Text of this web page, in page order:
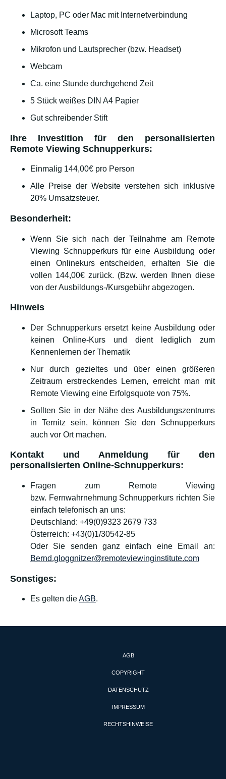
Laptop, PC oder Mac mit Internetverbindung
Microsoft Teams
Mikrofon und Lautsprecher (bzw. Headset)
Webcam
Ca. eine Stunde durchgehend Zeit
5 Stück weißes DIN A4 Papier
Gut schreibender Stift
Ihre Investition für den personalisierten
Remote Viewing Schnupperkurs:
Einmalig 144,00€ pro Person
Alle Preise der Website verstehen sich inklusive
20% Umsatzsteuer.
Besonderheit:
Wenn Sie sich nach der Teilnahme am Remote
Viewing Schnupperkurs für eine Ausbildung oder
einen Onlinekurs entscheiden, erhalten Sie die
vollen 144,00€ zurück. (Bzw. werden Ihnen diese
von der Ausbildungs-/Kursgebühr abgezogen.
Hinweis
Der Schnupperkurs ersetzt keine Ausbildung oder
keinen Online-Kurs und dient lediglich zum
Kennenlernen der Thematik
Nur durch gezieltes und über einen größeren
Zeitraum erstreckendes Lernen, erreicht man mit
Remote Viewing eine Erfolgsquote von 75%.
Sollten Sie in der Nähe des Ausbildungszentrums
in Ternitz sein, können Sie den Schnupperkurs
auch vor Ort machen.
Kontakt und Anmeldung für den
personalisierten Online-Schnupperkurs:
Fragen zum Remote Viewing
bzw. Fernwahrnehmung Schnupperkurs richten Sie
einfach telefonisch an uns:
Deutschland: +49(0)9323 2679 733
Österreich: +43(0)1/30542-85
Oder Sie senden ganz einfach eine Email an:
Bernd.gloggnitzer@remoteviewinginstitute.com
Sonstiges:
Es gelten dieAGB.
AGB
COPYRIGHT
DATENSCHUTZ
IMPRESSUM
RECHTSHINWEISE